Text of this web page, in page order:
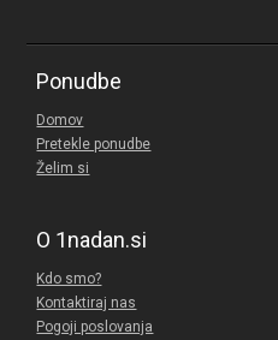
Ponudbe
Domov
Pretekle ponudbe
Želim si
O 1nadan.si
Kdo smo?
Kontaktiraj nas
Pogoji poslovanja